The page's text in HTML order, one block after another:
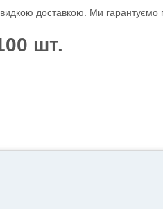
доставкою. Ми гарантуємо
шт.